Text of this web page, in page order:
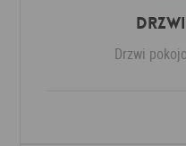
Drzwi